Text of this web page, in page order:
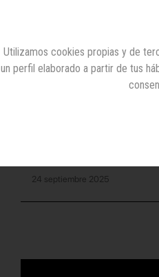
24 septiembre 2025
Utilizamos cookies propias y de
un perfil elaborado a partir de tus